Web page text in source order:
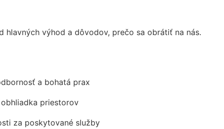
hlavných výhod a dôvodov, prečo sa obrátiť na nás.
a bohatá prax
priestorov
za poskytované služby